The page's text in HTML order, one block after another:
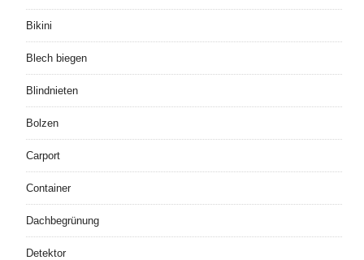
Bikini
Blech biegen
Blindnieten
Bolzen
Carport
Container
Dachbegrünung
Detektor